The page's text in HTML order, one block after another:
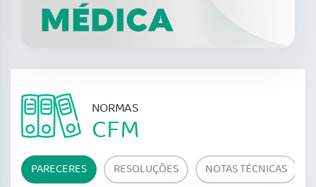
NORMAS
CFM
PARECERES RESOLUÇÕES NOTAS TÉCNICAS